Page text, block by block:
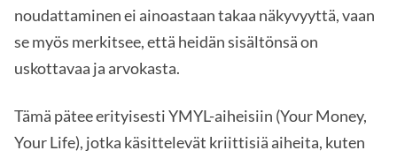
noudattaminen ei ainoastaan takaa näkyvyyttä, vaan
se myös merkitsee, että heidän sisältönsä on
uskottavaa ja arvokasta.
Tämä pätee erityisesti YMYL-aiheisiin (Your Money,
Your Life), jotka käsittelevät kriittisiä aiheita, kuten